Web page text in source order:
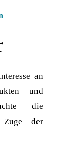
an
und
die
Zuge der